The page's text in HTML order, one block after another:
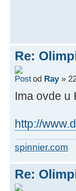
Re:
od Ray»
Ima ovde u
http://
spinnier.com
Re: